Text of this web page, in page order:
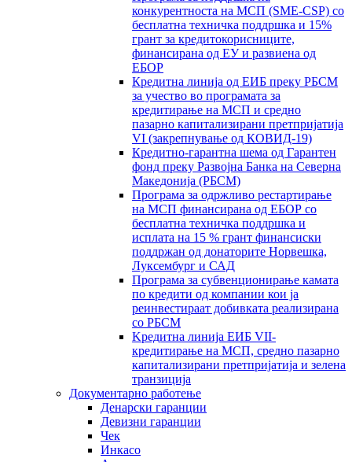
конкурентноста на МСП (SME-CSP) со
бесплатна техничка поддршка и 15%
грант за кредитокорисниците,
финансирана од ЕУ и развиена од
ЕБОР
Кредитна линија од ЕИБ преку РБСМ
за учество во програмата за
кредитирање на МСП и средно
пазарно капитализирани претпријатија
VI (закрепнување од КОВИД-19)
Кредитно-гарантна шема од Гарантен
фонд преку Развојна Банка на Северна
Македонија (РБСМ)
Програма за одржливо рестартирање
на МСП финансирана од ЕБОР со
бесплатна техничка поддршка и
исплата на 15 % грант финансиски
поддржан од донаторите Норвешка,
Луксембург и САД
Програма за субвенционирање камата
по кредити од компании кои ја
реинвестираат добивката реализирана
со РБСМ
Kредитна линија ЕИБ VII-
кредитирање на МСП, средно пазарно
капитализирани претпријатија и зелена
транзиција
Документарно работење
Денарски гаранции
Девизни гаранции
Чек
Инкасо